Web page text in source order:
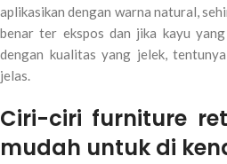
aplikasikan dengan warna natural,
benar ter ekspos dan jika kayu
dengan kualitas yang jelek,
jelas.
Ciri-ciri furniture
mudah untuk di